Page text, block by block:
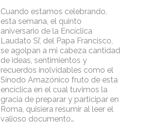
Cuando estamos celebrando,
esta semana, el quinto
aniversario de la Encíclica
Laudato Si’, del Papa Francisco,
se agolpan a mi cabeza cantidad
de ideas, sentimientos y
recuerdos inolvidables como el
Sínodo Amazónico fruto de esta
encíclica en el cual tuvimos la
gracia de preparar y participar en
Roma, quisiera resumir al leer el
valioso documento…